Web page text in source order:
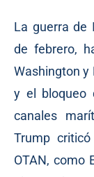
La guerra de
de febrero,
Washington y
y el bloqueo
canales
Trump
OTAN, como